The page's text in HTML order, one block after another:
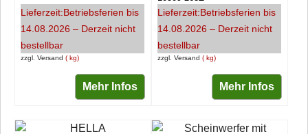
zzgl. Versand kg
Lieferzeit:Betriebsferien bis
14.08.2026 – Derzeit nicht
bestellbar
Mehr Infos
zzgl. Versand kg
Lieferzeit:Betriebsferien bis
14.08.2026 – Derzeit nicht
bestellbar
Mehr Infos